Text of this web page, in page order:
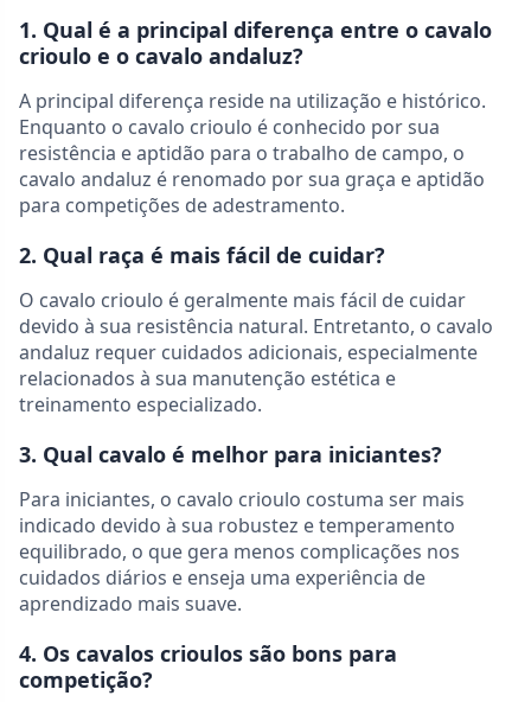
1. Qual é a principal diferença entre o cavalo
crioulo e o cavalo andaluz?
A principal diferença reside na utilização e histórico.
Enquanto o cavalo crioulo é conhecido por sua
resistência e aptidão para o trabalho de campo, o
cavalo andaluz é renomado por sua graça e aptidão
para competições de adestramento.
2. Qual raça é mais fácil de cuidar?
O cavalo crioulo é geralmente mais fácil de cuidar
devido à sua resistência natural. Entretanto, o cavalo
andaluz requer cuidados adicionais, especialmente
relacionados à sua manutenção estética e
treinamento especializado.
3. Qual cavalo é melhor para iniciantes?
Para iniciantes, o cavalo crioulo costuma ser mais
indicado devido à sua robustez e temperamento
equilibrado, o que gera menos complicações nos
cuidados diários e enseja uma experiência de
aprendizado mais suave.
4. Os cavalos crioulos são bons para
competição?